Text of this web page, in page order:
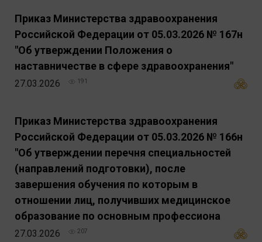
Приказ Министерства здравоохранения
Российской Федерации от 05.03.2026 № 167н
"Об утверждении Положения о
наставничестве в сфере здравоохранения"
27.03.2026 191
Приказ Министерства здравоохранения
Российской Федерации от 05.03.2026 № 166н
"Об утверждении перечня специальностей
(направлений подготовки), после
завершения обучения по которым в
отношении лиц, получивших медицинское
образование по основным профессиона
27.03.2026 207